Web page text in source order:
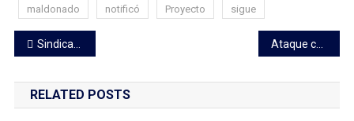
Socio
Cipriani
maldonado
notificó Proyecto sigue
Navegación
de
entradas
Sindicato del supergás anunció movilización y paro parcial; pide reunión con MIEM y ANCAP
RELATED POSTS